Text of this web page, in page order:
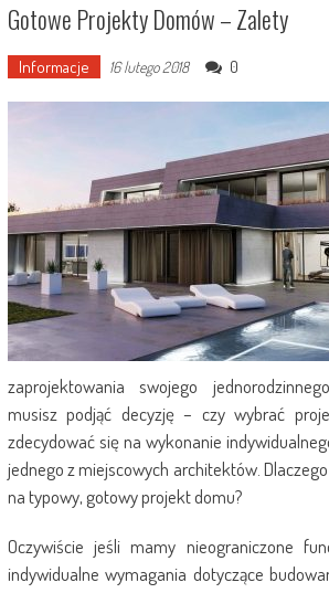
Gotowe Projekty Domów – Zalety
Informacje 16 lutego 2018 0
zaprojektowania swojego
musisz podjąć decyzję – czy wybrać
zdecydować się na wykonanie
jednego z miejscowych architektów.
na typowy, gotowy projekt domu?
Oczywiście jeśli mamy nieograniczone
indywidualne wymagania dotyczące